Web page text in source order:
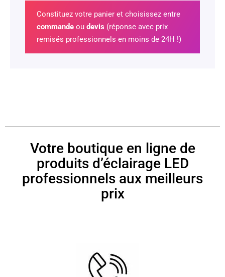
Constituez votre panier et choisissez entre
commandeou devis (réponse avec prix
remisés professionnels en moins de 24H !)
Votre boutique en ligne de
produits d’éclairage LED
professionnels aux meilleurs
prix